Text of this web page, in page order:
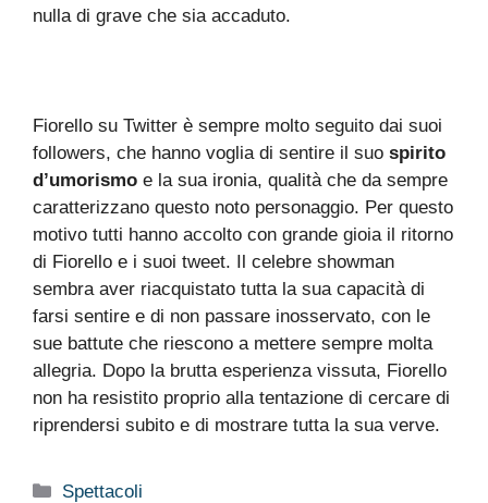
nulla di grave che sia accaduto.
Fiorello su Twitter è sempre molto seguito dai suoi
followers, che hanno voglia di sentire il suo spirito
d’umorismo e la sua ironia, qualità che da sempre
caratterizzano questo noto personaggio. Per questo
motivo tutti hanno accolto con grande gioia il ritorno
di Fiorello e i suoi tweet. Il celebre showman
sembra aver riacquistato tutta la sua capacità di
farsi sentire e di non passare inosservato, con le
sue battute che riescono a mettere sempre molta
allegria. Dopo la brutta esperienza vissuta, Fiorello
non ha resistito proprio alla tentazione di cercare di
riprendersi subito e di mostrare tutta la sua verve.
Categorie
Spettacoli